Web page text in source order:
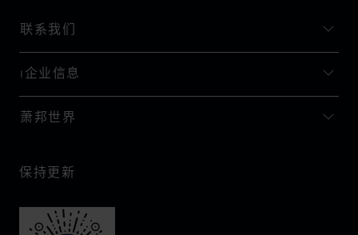
联系我们
I企业信息
萧邦世界
保持更新